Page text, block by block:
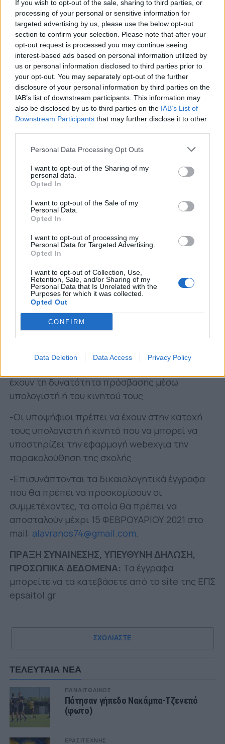
If you wish to opt-out of the sale, sharing to third parties, or
processing of your personal or sensitive information for
targeted advertising by us, please use the below opt-out
section to confirm your selection. Please note that after your
opt-out request is processed you may continue seeing
interest-based ads based on personal information utilized by
us or personal information disclosed to third parties prior to
your opt-out. You may separately opt-out of the further
disclosure of your personal information by third parties on the
IAB’s list of downstream participants. This information may
also be disclosed by us to third parties on the IAB’s List of
Downstream Participants that may further disclose it to other
Personal Data Processing Opt Outs
I want to opt-out of the Sharing of my
personal data.
Opted In
I want to opt-out of the Sale of my
Personal Data.
Opted In
I want to opt-out of processing my
Personal Data for Targeted Advertising.
Opted In
I want to opt-out of Collection, Use,
Retention, Sale, and/or Sharing of my
Personal Data that Is Unrelated with the
Purposes for which it was collected.
Opted Out
CONFIRM
Data Deletion Data Access Privacy Policy
ακαδημιών που θα θεσπιστούν από την
Ομοσπονδία.
Επίσης, η παρακολούθηση της σχολής UEFA D
είναι απαραίτητη προϋπόθεση για όσους
υποψήφιους προπονητές επιθυμούν να
συμμετάσχουν σε κάθε νέα σχολή UEFA C. – Όλα
θα μαθήματα θα είναι διαδικτυακά και θα
σταλεί σύνδεσμος πρόσβασης σε κάθε
συμμετέχοντα από τη Διεύθυνση Στρατηγικής
Ανάπτυξης και Εκπαίδευσης.
Προτεινόμενες ώρες διεξαγωγής του
σεμιναρίου:
Σάββατο 20 Φεβρουαρίου 2021 (16:00μ.μ. –
20:00μ.μ.)
Κυριακή 21 Φεβρουαρίου 2021 (16:00μ.μ. –
20:00μ.μ.).
Σάββατο 27 Φεβρουαρίου 2021 (16:00μ.μ. –
20:00μ.μ.)
Κυριακή 28 Φεβρουαρίου 2021 (16:00μ.μ. –
20:00μ.μ.).
Παρακολούθηση σχολής:
-Οι υποψήφιοι που θα δηλώσουν συμμετοχή θα
έχουν τη δυνατότητα πρόσβασης μέσω
υπολογιστή ή του κινητού τους
-Οι υποψήφιοι πρέπει να έχουν στην κατοχή
τους υπολογιστή ή κινητό που να μπορεί να
υποστηρίζει την εφαρμογή webexγια την
παρακολούθηση της σχολής
-Επισυνάπτονται τα δικαιολογητικά έγγραφα
που θα πρέπει να προσκομίσουν οι
συμμετέχοντες, τα οποία θα πρέπει να
αποσταλούν μέχρι 15 ΦΕΒΡΟΥΑΡΙΟΥ 2021 στο
mail: alavranos74@gmail.com.
ΠΡΑΞΗ ΣΥΝΑΙΝΕΣΗΣ, ΥΠΕΥΘΥΝΗ ΔΗΛΩΣΗ,
ΠΡΟΣΩΠΙΚΑ ΔΕΔΟΜΕΝΑ: Τα έγγραφα
μπορείτε να τα κατεβάσετε από το site της ΕΠΣ
epsaitol.gr
ΣΧΟΛΙΑΣΤΕ
ΤΕΛΕΥΤΑΙΑ ΝΕΑ
ΠΑΝΑΙΤΩΛΙΚΟΣ
Πάτησαν γήπεδο Νακάμπα-Τζενεπό
(φωτο)
ΕΡΑΣΙΤΕΧΝΗΣ